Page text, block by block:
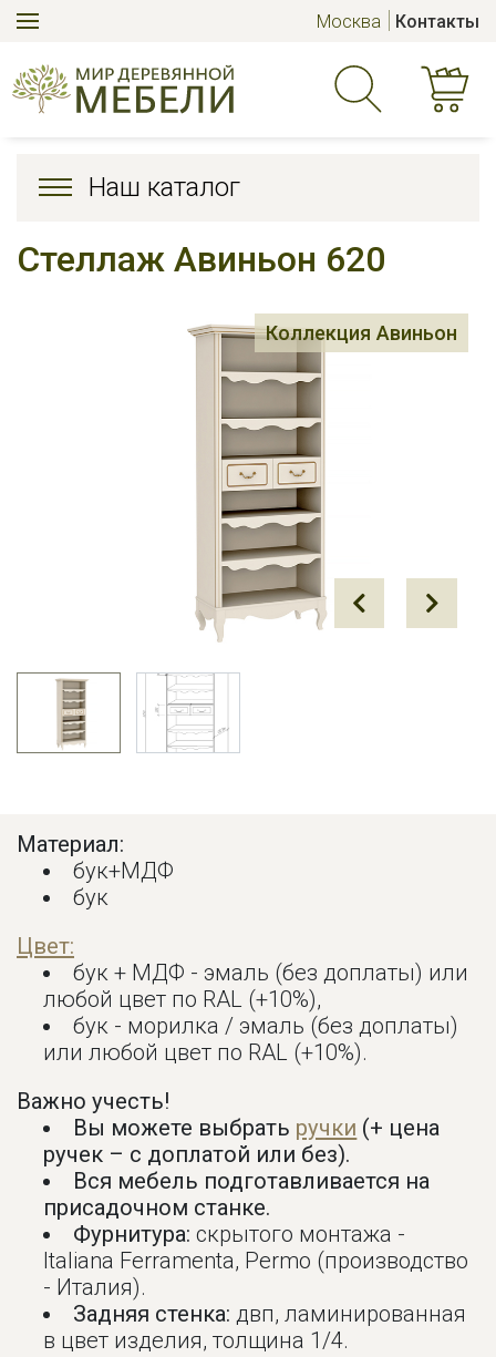
Москва Контакты
Наш каталог
Стеллаж Авиньон 620
Коллекция Авиньон
Материал:
бук+МДФ
бук
Цвет:
бук + МДФ - эмаль (без доплаты) или
любой цвет по RAL (+10%),
бук - морилка / эмаль (без доплаты)
или любой цвет по RAL (+10%).
Важно учесть!
Вы можете выбрать ручки (+ цена
ручек – с доплатой или без).
Вся мебель подготавливается на
присадочном станке.
Фурнитура: скрытого монтажа -
Italiana Ferramenta, Permo (производство
- Италия).
Задняя стенка: двп, ламинированная
в цвет изделия, толщина 1/4.